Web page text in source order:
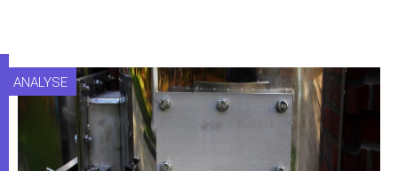
ANALYSE